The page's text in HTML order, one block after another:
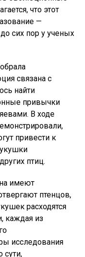
что этот
—
сих пор у ученых
связана с
найти
привычки
В ходе
привести к
птиц.
имеют
птенцов,
расходятся
каждая из
исследования
сути,